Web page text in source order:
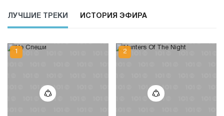
ЛУЧШИЕ ТРЕКИ ИСТОРИЯ ЭФИРА